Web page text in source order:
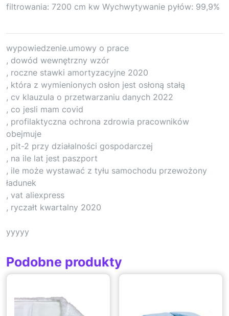
filtrowania: 7200 cm kw Wychwytywanie pyłów: 99,9%
wypowiedzenie.umowy o prace
, dowód wewnętrzny wzór
, roczne stawki amortyzacyjne 2020
, która z wymienionych osłon jest osłoną stałą
, cv klauzula o przetwarzaniu danych 2022
, co jesli mam covid
, profilaktyczna ochrona zdrowia pracowników
obejmuje
, pit-2 przy działalności gospodarczej
, na ile lat jest paszport
, ile może wystawać z tyłu samochodu przewożony
ładunek
, vat aliexpress
, ryczałt kwartalny 2020
yyyyy
Podobne produkty